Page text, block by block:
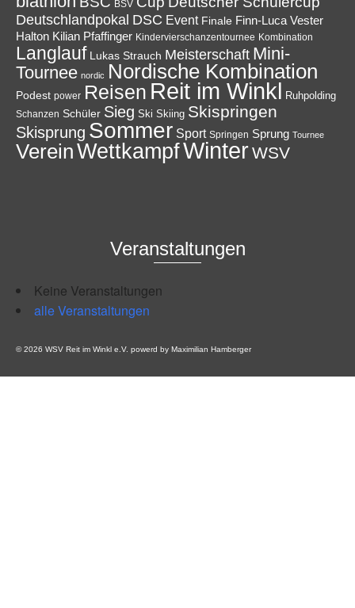
BSV
Deutschlandpokal DSC Event Finale Finn-Luca Vester
Halton Kilian Pfaffinger Kindervierschanzentournee Kombination
Langlauf Lukas Strauch Meisterschaft Mini-
Tournee nordic Nordische Kombination
Podest power Reisen Reit im Winkl Ruhpolding
Schanzen Schüler Sieg Ski Skiing Skispringen
Skisprung Sommer Sport Springen Sprung Tournee
VereinWettkampfWinterWSV
Veranstaltungen
Keine Veranstaltungen
alle Veranstaltungen
© 2026 WSV Reit im Winkl e.V. powerd by Maximilian Hamberger